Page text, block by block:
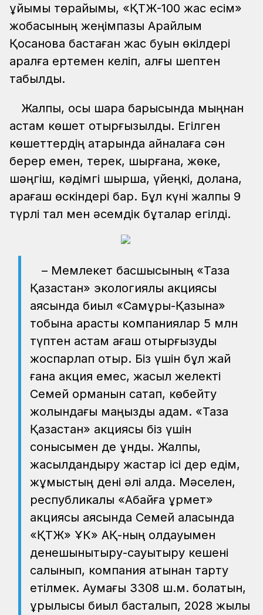
ұйымы төрайымы, «ҚТЖ-100 жас есім»
жобасының жеңімпазы Арайлым
Қосанова бастаған жас буын өкілдері
аралға ертемен келіп, алғы шептен
табылды.
Жалпы, осы шара барысында мыңнан
астам көшет отырғызылды. Егілген
көшеттердің қатарында айналаға сән
берер емен, терек, шырғанақ, жөке,
шәңгіш, кәдімгі шырша, үйеңкі, долана,
қарағаш өскіндері бар. Бұл күні жалпы 9
түрлі тал мен әсемдік бұталар егілді.
– Мемлекет басшысының «Таза
Қазақстан» экологиялық акциясы
аясында биыл «Самұрық-Қазына»
тобына қарасты компаниялар 5 млн
түптен астам ағаш отырғызуды
жоспарлап отыр. Біз үшін бұл жай
ғана акция емес, жасыл желекті
Семей орманын сақтап, көбейту
жолындағы маңызды қадам. «Таза
Қазақстан» акциясы біз үшін
сонысымен де құнды. Жалпы,
жасылдандыру жастар ісі дер едім,
жұмыстың дені әлі алда. Мәселен,
республикалық «Абайға құрмет»
акциясы аясында Семей қаласында
«ҚТЖ» ҰК» АҚ-ның қолдауымен
денешынықтыру-сауықтыру кешені
салынып, компания атынан тарту
етілмек. Аумағы 3308 ш.м. болатын,
құрылысы биыл басталып, 2028 жылы